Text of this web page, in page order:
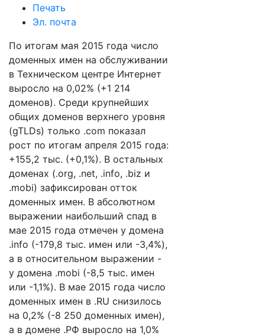
Печать
Эл. почта
По итогам мая 2015 года число
доменных имен на обслуживании
в Техническом центре Интернет
выросло на 0,02% (+1 214
доменов). Среди крупнейших
общих доменов верхнего уровня
(gTLDs) только .com показал
рост по итогам апреля 2015 года:
+155,2 тыс. (+0,1%). В остальных
доменах (.org, .net, .info, .biz и
.mobi) зафиксирован отток
доменных имен. В абсолютном
выражении наибольший спад в
мае 2015 года отмечен у домена
.info (-179,8 тыс. имен или -3,4%),
а в относительном выражении -
у домена .mobi (-8,5 тыс. имен
или -1,1%). В мае 2015 года число
доменных имен в .RU снизилось
на 0,2% (-8 250 доменных имен),
а в домене .РФ выросло на 1,0%